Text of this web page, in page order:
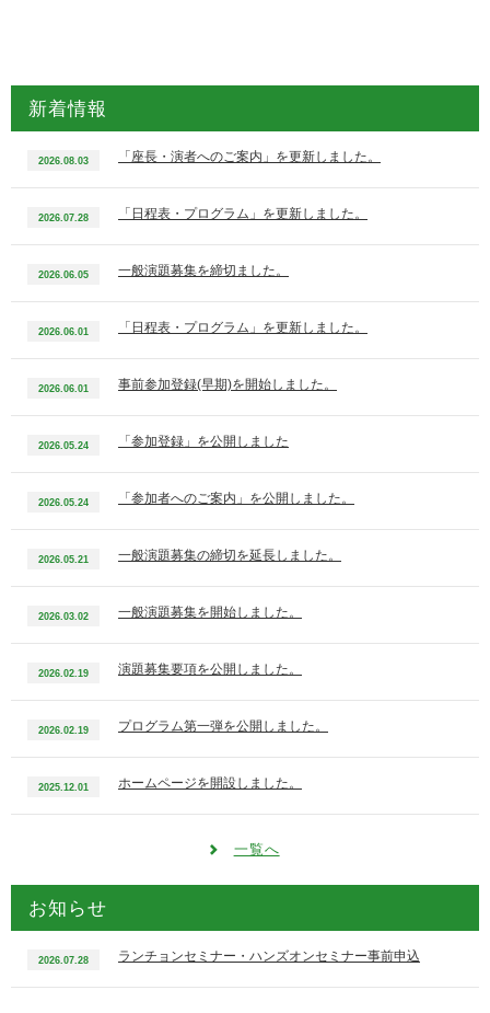
新着情報
2026.08.03 「座長・演者へのご案内」を更新しました。
2026.07.28 「日程表・プログラム」を更新しました。
2026.06.05 一般演題募集を締切ました。
2026.06.01 「日程表・プログラム」を更新しました。
2026.06.01 事前参加登録(早期)を開始しました。
2026.05.24 「参加登録」を公開しました
2026.05.24 「参加者へのご案内」を公開しました。
2026.05.21 一般演題募集の締切を延長しました。
2026.03.02 一般演題募集を開始しました。
2026.02.19 演題募集要項を公開しました。
2026.02.19 プログラム第一弾を公開しました。
2025.12.01 ホームページを開設しました。
一覧へ
お知らせ
2026.07.28 ランチョンセミナー・ハンズオンセミナー事前申込